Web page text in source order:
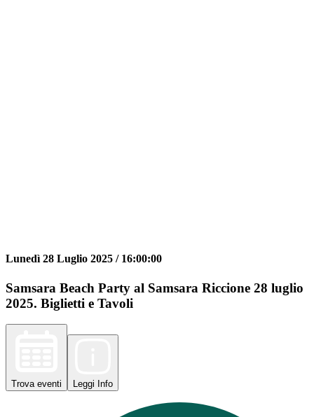
Lunedì 28 Luglio 2025 / 16:00:00
Samsara Beach Party al Samsara Riccione 28 luglio
2025. Biglietti e Tavoli
Trova eventi Leggi Info